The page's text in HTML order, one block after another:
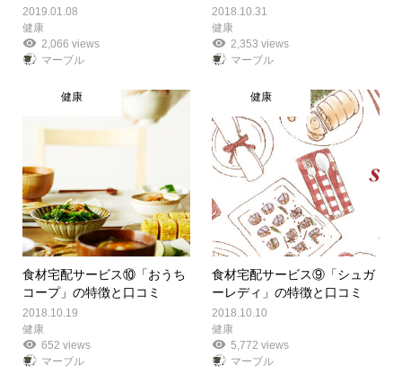
2019.01.08
健康
2,066 views
マーブル
2018.10.31
健康
2,353 views
マーブル
健康
食材宅配サービス⑩「おうち
コープ」の特徴と口コミ
2018.10.19
健康
652 views
マーブル
健康
食材宅配サービス⑨「シュガ
ーレディ」の特徴と口コミ
2018.10.10
健康
5,772 views
マーブル